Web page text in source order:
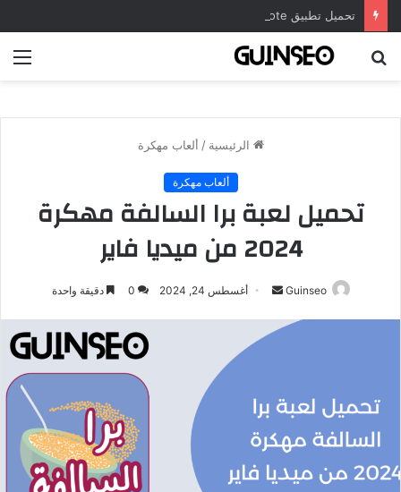
الرئيسية / ألعاب مهكرة
ألعاب مهكرة
تحميل لعبة برا السالفة مهكرة
2024 من ميديا فاير
Guinseo
أرسل
إلكترونيا
أغسطس 24, 2024 0 دقيقة واحدة